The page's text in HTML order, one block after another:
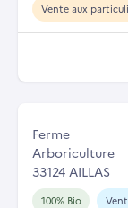
Vente aux
Ferme
Arboriculture
33124 AILLAS
100% Bio